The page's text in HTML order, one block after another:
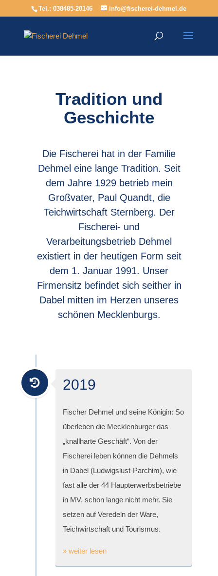
Tel.: 038485-20146 info@fischerei-dehmel.de
Tradition und
Geschichte
Die Fischerei hat in der Familie
Dehmel eine lange Tradition. Seit
dem Jahre 1929 betrieb mein
Großvater, Paul Quandt, die
Teichwirtschaft Sternberg. Der
Fischerei- und
Verarbeitungsbetrieb Dehmel
existiert in der heutigen Form seit
dem 1. Januar 1991. Unser
Firmensitz befindet sich seither in
Dabel mitten im Herzen unseres
schönen Mecklenburgs.
2019
Fischer Dehmel und seine Königin: So
überleben die Mecklenburger das
„knallharte Geschäft“. Von der
Fischerei leben können die Dehmels
in Dabel (Ludwigslust-Parchim), wie
fast alle der 44 Haupterwerbsbetriebe
in MV, schon lange nicht mehr. Sie
setzen auf Veredeln der Ware,
Teichwirtschaft und Tourismus.
» weiter lesen